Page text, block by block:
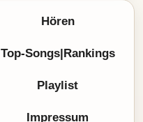
Hören
Top-Songs|Rankings
Playlist
Impressum